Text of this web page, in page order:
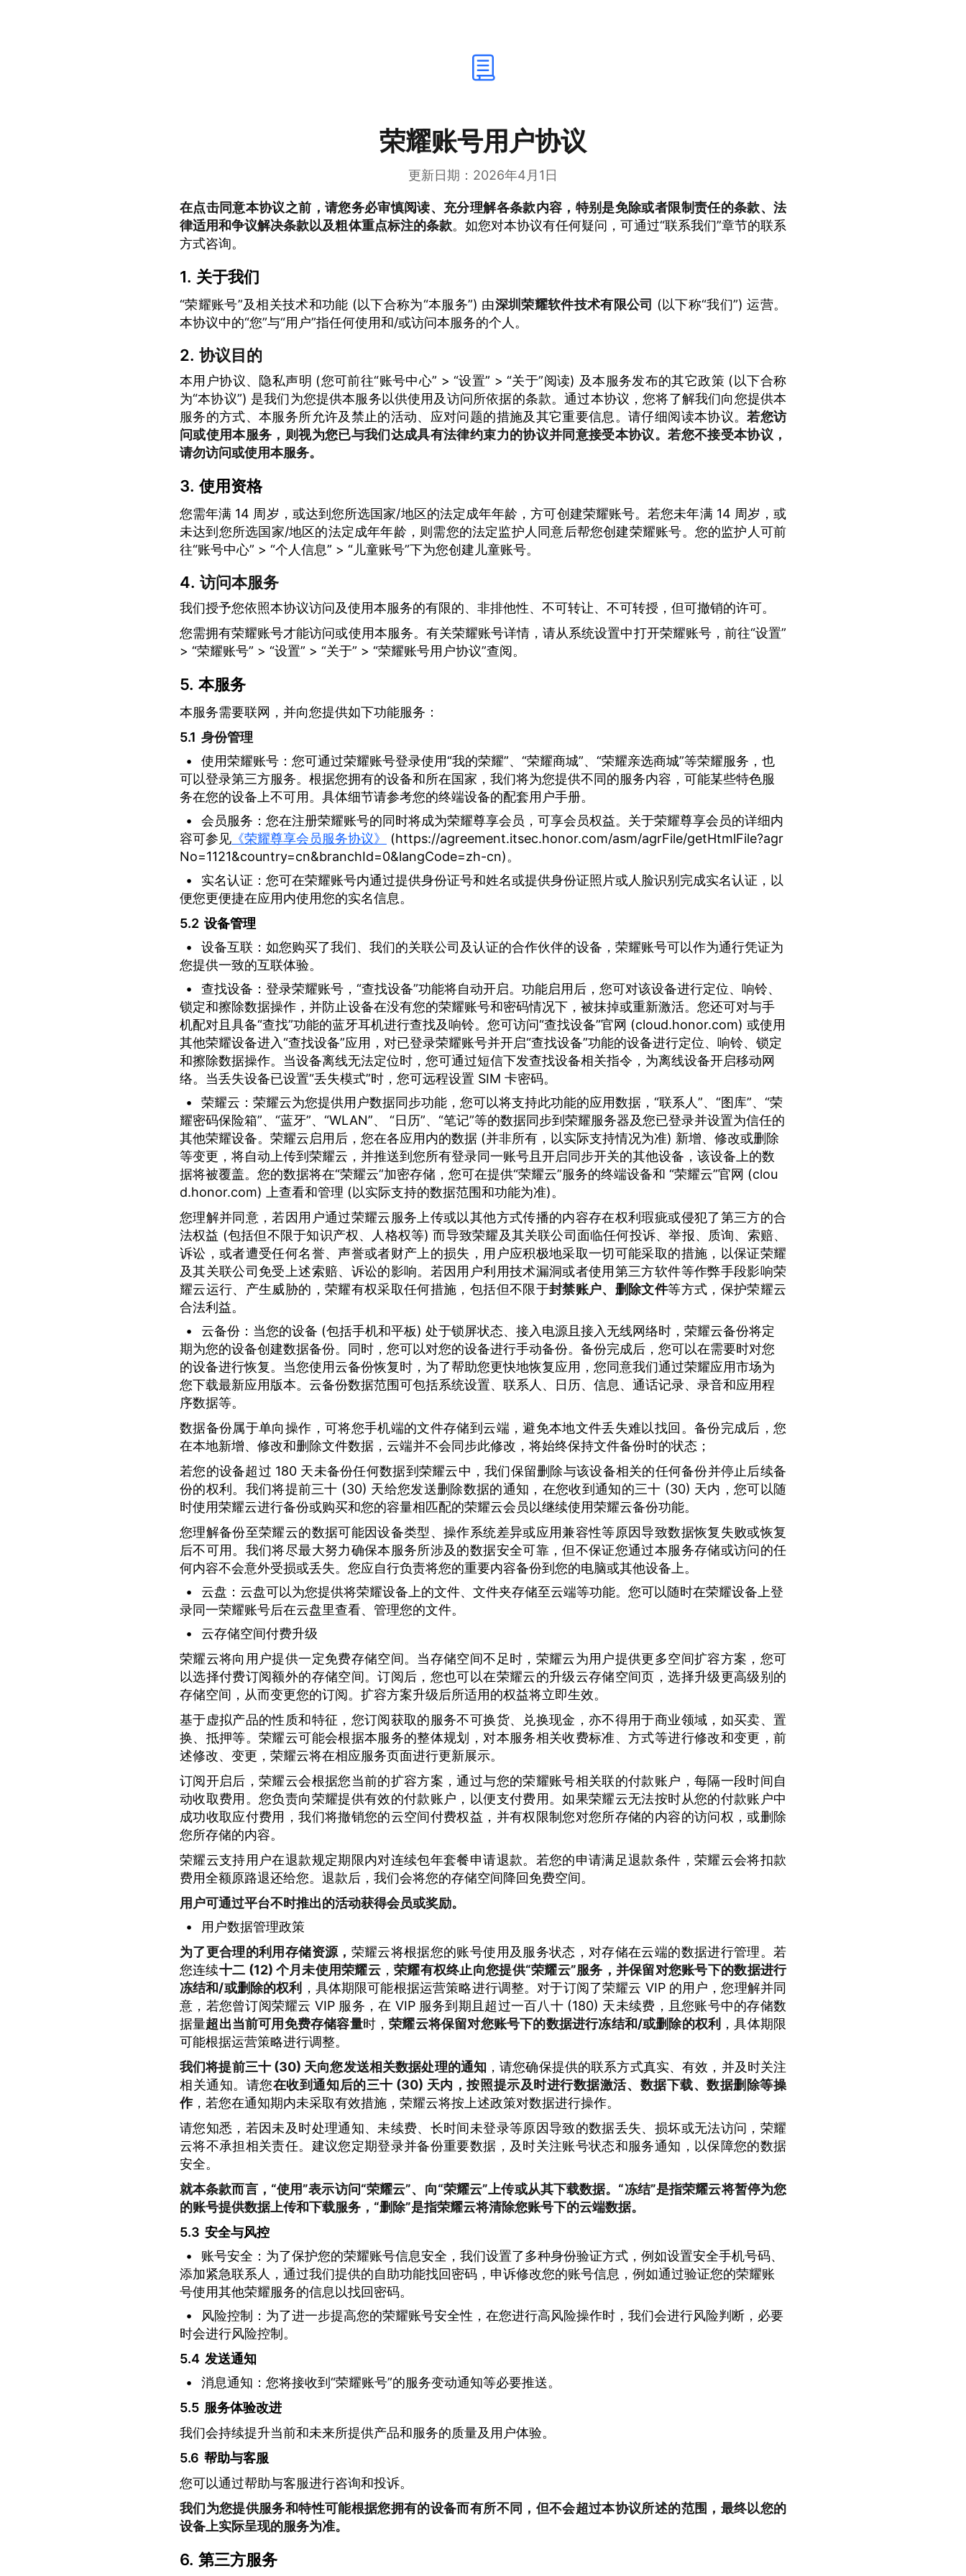
荣耀账号用户协议
更新日期：2026年4月1日
在点击同意本协议之前，请您务必审慎阅读、充分理解各条款内容，特别是免除或者限制责任的条款、法
律适用和争议解决条款以及粗体重点标注的条款。如您对本协议有任何疑问，可通过“联系我们”章节的联系
方式咨询。
关于我们
“荣耀账号”及相关技术和功能 (以下合称为“本服务”) 由深圳荣耀软件技术有限公司 (以下称“我们”) 运营。
本协议中的“您”与“用户”指任何使用和/或访问本服务的个人。
协议目的
本用户协议、隐私声明 (您可前往“账号中心” > “设置” > “关于”阅读) 及本服务发布的其它政策 (以下合称
为“本协议”) 是我们为您提供本服务以供使用及访问所依据的条款。通过本协议，您将了解我们向您提供本
服务的方式、本服务所允许及禁止的活动、应对问题的措施及其它重要信息。请仔细阅读本协议。若您访
问或使用本服务，则视为您已与我们达成具有法律约束力的协议并同意接受本协议。若您不接受本协议，
请勿访问或使用本服务。
使用资格
您需年满 14 周岁，或达到您所选国家/地区的法定成年年龄，方可创建荣耀账号。若您未年满 14 周岁，或
未达到您所选国家/地区的法定成年年龄，则需您的法定监护人同意后帮您创建荣耀账号。您的监护人可前
往“账号中心” > “个人信息” > “儿童账号”下为您创建儿童账号。
访问本服务
我们授予您依照本协议访问及使用本服务的有限的、非排他性、不可转让、不可转授，但可撤销的许可。
您需拥有荣耀账号才能访问或使用本服务。有关荣耀账号详情，请从系统设置中打开荣耀账号，前往“设置”
> “荣耀账号” > “设置” > “关于” > “荣耀账号用户协议”查阅。
本服务
本服务需要联网，并向您提供如下功能服务：
身份管理
•
使用荣耀账号：您可通过荣耀账号登录使用“我的荣耀”、“荣耀商城”、“荣耀亲选商城”等荣耀服务，也
可以登录第三方服务。根据您拥有的设备和所在国家，我们将为您提供不同的服务内容，可能某些特色服
务在您的设备上不可用。具体细节请参考您的终端设备的配套用户手册。
•
会员服务：您在注册荣耀账号的同时将成为荣耀尊享会员，可享会员权益。关于荣耀尊享会员的详细内
容可参见《荣耀尊享会员服务协议》
(https://agreement.itsec.honor.com/asm/agrFile/getHtmlFile?agr
No=1121&country=cn&branchId=0&langCode=zh-cn)。
•
实名认证：您可在荣耀账号内通过提供身份证号和姓名或提供身份证照片或人脸识别完成实名认证，以
便您更便捷在应用内使用您的实名信息。
设备管理
•
设备互联：如您购买了我们、我们的关联公司及认证的合作伙伴的设备，荣耀账号可以作为通行凭证为
您提供一致的互联体验。
•
查找设备：登录荣耀账号，“查找设备”功能将自动开启。功能启用后，您可对该设备进行定位、响铃、
锁定和擦除数据操作，并防止设备在没有您的荣耀账号和密码情况下，被抹掉或重新激活。您还可对与手
机配对且具备“查找”功能的蓝牙耳机进行查找及响铃。您可访问“查找设备”官网 (cloud.honor.com) 或使用
其他荣耀设备进入“查找设备”应用，对已登录荣耀账号并开启“查找设备”功能的设备进行定位、响铃、锁定
和擦除数据操作。当设备离线无法定位时，您可通过短信下发查找设备相关指令，为离线设备开启移动网
络。当丢失设备已设置“丢失模式”时，您可远程设置 SIM 卡密码。
•
荣耀云： 荣耀云为您提供用户数据同步功能，您可以将支持此功能的应用数据，“联系人”、“图库”、“荣
耀密码保险箱”、“蓝牙”、“WLAN”、 “日历”、“笔记”等的数据同步到荣耀服务器及您已登录并设置为信任的
其他荣耀设备。荣耀云启用后，您在各应用内的数据 (并非所有，以实际支持情况为准) 新增、修改或删除
等变更，将自动上传到荣耀云，并推送到您所有登录同一账号且开启同步开关的其他设备，该设备上的数
据将被覆盖。您的数据将在“荣耀云”加密存储，您可在提供“荣耀云”服务的终端设备和 “荣耀云”官网 (clou
d.honor.com) 上查看和管理 (以实际支持的数据范围和功能为准)。
您理解并同意，若因用户通过荣耀云服务上传或以其他方式传播的内容存在权利瑕疵或侵犯了第三方的合
法权益 (包括但不限于知识产权、人格权等) 而导致荣耀及其关联公司面临任何投诉、举报、质询、索赔、
诉讼，或者遭受任何名誉、声誉或者财产上的损失，用户应积极地采取一切可能采取的措施，以保证荣耀
及其关联公司免受上述索赔、诉讼的影响。若因用户利用技术漏洞或者使用第三方软件等作弊手段影响荣
耀云运行、产生威胁的，荣耀有权采取任何措施，包括但不限于封禁账户、删除文件等方式，保护荣耀云
合法利益。
•
云备份： 当您的设备 (包括手机和平板) 处于锁屏状态、接入电源且接入无线网络时，荣耀云备份将定
期为您的设备创建数据备份。同时，您可以对您的设备进行手动备份。备份完成后，您可以在需要时对您
的设备进行恢复。当您使用云备份恢复时，为了帮助您更快地恢复应用，您同意我们通过荣耀应用市场为
您下载最新应用版本。云备份数据范围可包括系统设置、联系人、日历、信息、通话记录、录音和应用程
序数据等。
数据备份属于单向操作，可将您手机端的文件存储到云端，避免本地文件丢失难以找回。备份完成后，您
在本地新增、修改和删除文件数据，云端并不会同步此修改，将始终保持文件备份时的状态；
若您的设备超过 180 天未备份任何数据到荣耀云中，我们保留删除与该设备相关的任何备份并停止后续备
份的权利。我们将提前三十 (30) 天给您发送删除数据的通知，在您收到通知的三十 (30) 天内，您可以随
时使用荣耀云进行备份或购买和您的容量相匹配的荣耀云会员以继续使用荣耀云备份功能。
您理解备份至荣耀云的数据可能因设备类型、操作系统差异或应用兼容性等原因导致数据恢复失败或恢复
后不可用。我们将尽最大努力确保本服务所涉及的数据安全可靠，但不保证您通过本服务存储或访问的任
何内容不会意外受损或丢失。您应自行负责将您的重要内容备份到您的电脑或其他设备上。
•
云盘： 云盘可以为您提供将荣耀设备上的文件、文件夹存储至云端等功能。您可以随时在荣耀设备上登
录同一荣耀账号后在云盘里查看、管理您的文件。
•
云存储空间付费升级
荣耀云将向用户提供一定免费存储空间。当存储空间不足时，荣耀云为用户提供更多空间扩容方案，您可
以选择付费订阅额外的存储空间。订阅后，您也可以在荣耀云的升级云存储空间页，选择升级更高级别的
存储空间，从而变更您的订阅。扩容方案升级后所适用的权益将立即生效。
基于虚拟产品的性质和特征，您订阅获取的服务不可换货、兑换现金，亦不得用于商业领域，如买卖、置
换、抵押等。荣耀云可能会根据本服务的整体规划，对本服务相关收费标准、方式等进行修改和变更，前
述修改、变更，荣耀云将在相应服务页面进行更新展示。
订阅开启后，荣耀云会根据您当前的扩容方案，通过与您的荣耀账号相关联的付款账户，每隔一段时间自
动收取费用。您负责向荣耀提供有效的付款账户，以便支付费用。如果荣耀云无法按时从您的付款账户中
成功收取应付费用，我们将撤销您的云空间付费权益，并有权限制您对您所存储的内容的访问权，或删除
您所存储的内容。
荣耀云支持用户在退款规定期限内对连续包年套餐申请退款。若您的申请满足退款条件，荣耀云会将扣款
费用全额原路退还给您。退款后，我们会将您的存储空间降回免费空间。
用户可通过平台不时推出的活动获得会员或奖励。
•
用户数据管理政策
为了更合理的利用存储资源， 荣耀云将根据您的账号使用及服务状态，对存储在云端的数据进行管理。若
您连续十二 (12) 个月未使用荣耀云，荣耀有权终止向您提供“荣耀云”服务，并保留对您账号下的数据进行
冻结和/或删除的权利
，具体期限可能根据运营策略进行调整。对于订阅了荣耀云 VIP 的用户，您理解并同
意，若您曾订阅荣耀云 VIP 服务，在 VIP 服务到期且超过一百八十 (180) 天未续费，且您账号中的存储数
据量超出当前可用免费存储容量时，荣耀云将保留对您账号下的数据进行冻结和/或删除的权利 ，具体期限
可能根据运营策略进行调整。
我们将提前三十 (30) 天向您发送相关数据处理的通知 ，请您确保提供的联系方式真实、有效，并及时关注
相关通知。请您在收到通知后的三十 (30) 天内，按照提示及时进行数据激活、数据下载、数据删除等操
作，若您在通知期内未采取有效措施，荣耀云将按上述政策对数据进行操作。
请您知悉，若因未及时处理通知、未续费、长时间未登录等原因导致的数据丢失、损坏或无法访问，荣耀
云将不承担相关责任。建议您定期登录并备份重要数据，及时关注账号状态和服务通知，以保障您的数据
安全。
就本条款而言，“使用”表示访问“荣耀云”、向“荣耀云”上传或从其下载数据。“冻结”是指荣耀云将暂停为您
的账号提供数据上传和下载服务，“删除”是指荣耀云将清除您账号下的云端数据。
安全与风控
•
账号安全：为了保护您的荣耀账号信息安全，我们设置了多种身份验证方式，例如设置安全手机号码、
添加紧急联系人，通过我们提供的自助功能找回密码，申诉修改您的账号信息，例如通过验证您的荣耀账
号使用其他荣耀服务的信息以找回密码。
•
风险控制：为了进一步提高您的荣耀账号安全性，在您进行高风险操作时，我们会进行风险判断，必要
时会进行风险控制。
发送通知
•
消息通知：您将接收到“荣耀账号”的服务变动通知等必要推送。
服务体验改进
我们会持续提升当前和未来所提供产品和服务的质量及用户体验。
帮助与客服
您可以通过帮助与客服进行咨询和投诉。
我们为您提供服务和特性可能根据您拥有的设备而有所不同，但不会超过本协议所述的范围，最终以您的
设备上实际呈现的服务为准。
第三方服务